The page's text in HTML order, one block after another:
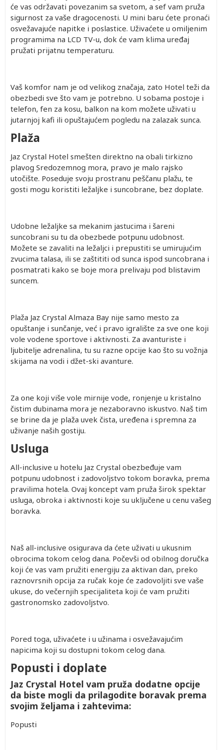
će vas održavati povezanim sa svetom, a sef vam pruža
sigurnost za vaše dragocenosti. U mini baru ćete pronaći
osvežavajuće napitke i poslastice. Uživaćete u omiljenim
programima na LCD TV-u, dok će vam klima uređaj
pružati prijatnu temperaturu.
Vaš komfor nam je od velikog značaja, zato Hotel teži da
obezbedi sve što vam je potrebno. U sobama postoje i
telefon, fen za kosu, balkon na kom možete uživati u
jutarnjoj kafi ili opuštajućem pogledu na zalazak sunca.
Plaža
Jaz Crystal Hotel smešten direktno na obali tirkizno
plavog Sredozemnog mora, pravo je malo rajsko
utočište. Poseduje svoju prostranu peščanu plažu, te
gosti mogu koristiti ležaljke i suncobrane, bez doplate.
Udobne ležaljke sa mekanim jastucima i šareni
suncobrani su tu da obezbede potpunu udobnost.
Možete se zavaliti na ležaljci i prepustiti se umirujućim
zvucima talasa, ili se zaštititi od sunca ispod suncobrana i
posmatrati kako se boje mora prelivaju pod blistavim
suncem.
Plaža Jaz Crystal Almaza Bay nije samo mesto za
opuštanje i sunčanje, već i pravo igralište za sve one koji
vole vodene sportove i aktivnosti. Za avanturiste i
ljubitelje adrenalina, tu su razne opcije kao što su vožnja
skijama na vodi i džet-ski avanture.
Za one koji više vole mirnije vode, ronjenje u kristalno
čistim dubinama mora je nezaboravno iskustvo. Naš tim
se brine da je plaža uvek čista, uređena i spremna za
uživanje naših gostiju.
Usluga
All-inclusive u hotelu Jaz Crystal obezbeđuje vam
potpunu udobnost i zadovoljstvo tokom boravka, prema
pravilima hotela. Ovaj koncept vam pruža širok spektar
usluga, obroka i aktivnosti koje su uključene u cenu vašeg
boravka.
Naš all-inclusive osigurava da ćete uživati u ukusnim
obrocima tokom celog dana. Počevši od obilnog doručka
koji će vas vam pružiti energiju za aktivan dan, preko
raznovrsnih opcija za ručak koje će zadovoljiti sve vaše
ukuse, do večernjih specijaliteta koji će vam pružiti
gastronomsko zadovoljstvo.
Pored toga, uživaćete i u užinama i osvežavajućim
napicima koji su dostupni tokom celog dana.
Popusti i doplate
Jaz Crystal Hotel vam pruža dodatne opcije
da biste mogli da prilagodite boravak prema
svojim željama i zahtevima:
Popusti